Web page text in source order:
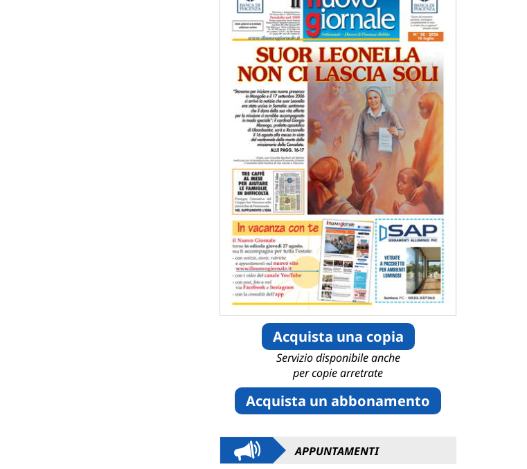
Acquista una copia
Servizio disponibile anche
per copie arretrate
Acquista un abbonamento
APPUNTAMENTI